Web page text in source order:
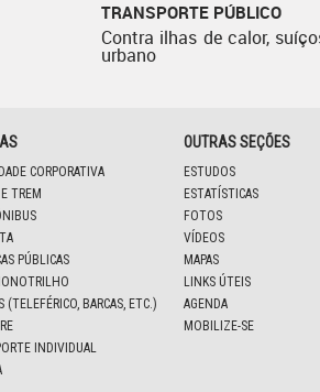
TRANSPORTE PÚBLICO
Contra ilhas de calor,
urbano
CORPORATIVA
TREM
PÚBLICAS
(TELEFÉRICO, BARCAS, ETC.)
INDIVIDUAL
OUTRAS SEÇÕES
ESTUDOS
ESTATÍSTICAS
FOTOS
VÍDEOS
MAPAS
LINKS ÚTEIS
AGENDA
MOBILIZE-SE